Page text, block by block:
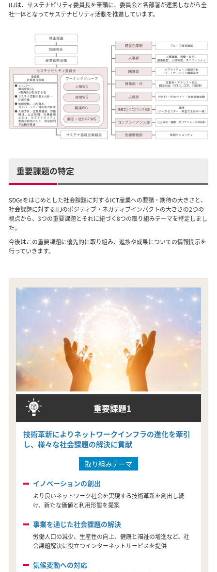
IIJは、サステナビリティ委員長を筆頭に、委員会と各部署が連携しながら全
社一体となってサステナビリティ活動を推進しています。
重要課題の特定
SDGsをはじめとした社会課題に対するICT産業への要請・期待の大きさと、
社会課題に対するIIJのポジティブ・ネガティブインパクトの大きさの2つの
視点から、3つの重要課題とそれに紐づく8つの取り組みテーマを特定しまし
た。
今後はこの重要課題に優先的に取り組み、進捗や成果についての情報開示を
行っていきます。
重要課題1
技術革新によりネットワークインフラの進化を牽引
し、様々な社会課題の解決に貢献
取り組みテーマ
イノベーションの創出
より良いネットワーク社会を実現する技術革新を創出し続
け、新たな価値と利用形態を提案
事業を通じた社会課題の解決
労働人口の減少、生産性の向上、健康と福祉の増進など、社
会課題解決に役立つインターネットサーピスを提供
気候変動への対応